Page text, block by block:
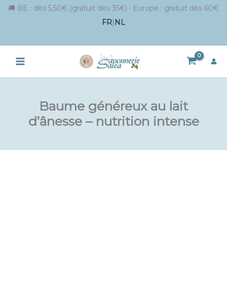
🚚 BE : dès 5,50€ (gratuit dès 35€) · Europe : gratuit dès 60€
FR| NL
au
contenu
Baume généreux au lait
d’ânesse – nutrition intense